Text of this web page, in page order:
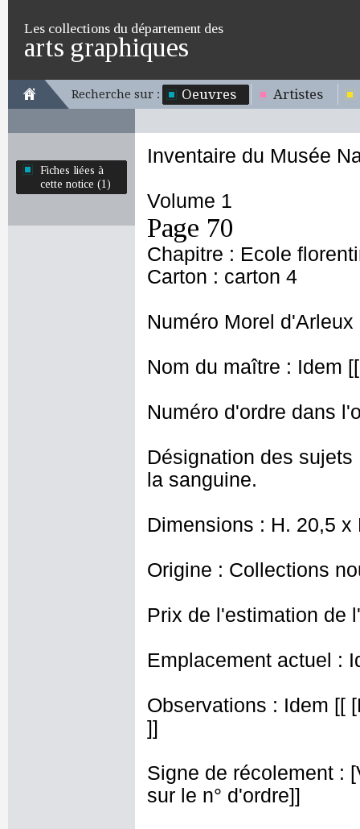
Les collections du département des
arts graphiques
Recherche sur : Oeuvres Artistes
Fiches liées à
cette notice (1)
Inventaire du Musée
Volume 1
Page 70
Chapitre : Ecole
Carton : carton 4
Numéro Morel d'Arleux
Nom du maître : Idem
Numéro d'ordre dans
Désignation des
la sanguine.
Dimensions : H. 20,5 x
Origine : Collections
Prix de l'estimation de
Emplacement actuel :
Observations : Idem [[
]]
Signe de récolement :
sur le n° d'ordre]]